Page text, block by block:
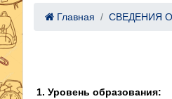
Главная СВЕДЕНИЯ
1. Уровень образования: